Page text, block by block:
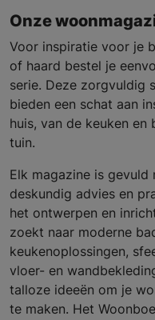
Onze
Voor inspiratie voor je
of haard bestel je
serie. Deze zorgvuldig
bieden een schat aan
huis, van de keuken
tuin.
Elk magazine is gevuld
deskundig advies en
het ontwerpen en
zoekt naar moderne
keukenoplossingen,
vloer- en
talloze ideeën om je
te maken. Het